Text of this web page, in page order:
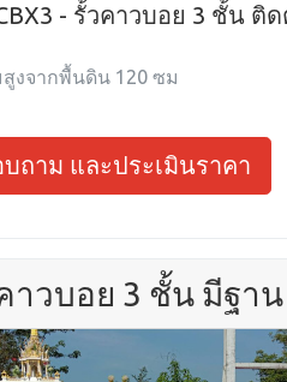
- รั้วคาวบอย 3 ชั้น ติ
งจากพื้นดิน 120 ซม
บถาม และประเมินราคา
าวบอย 3 ชั้น มีฐาน